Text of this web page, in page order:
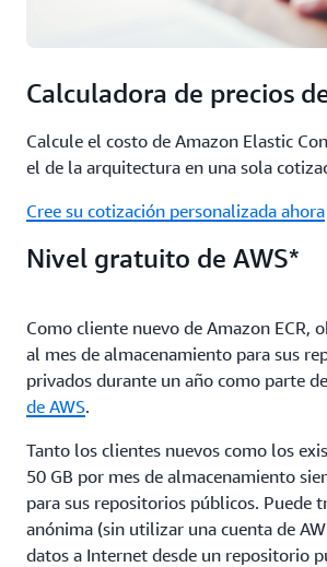
Calculadora de precios
Calcule el costo de Amazon Elastic
el de la arquitectura en una sola
Cree su cotización personalizada ahora
Nivel gratuito de AWS*
Como cliente nuevo de Amazon ECR,
al mes de almacenamiento para sus
privados durante un año como parte
de AWS.
Tanto los clientes nuevos como los
50 GB por mes de almacenamiento
para sus repositorios públicos. Puede
anónima (sin utilizar una cuenta de
datos a Internet desde un repositorio